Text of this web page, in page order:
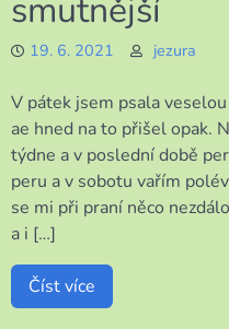
smutnější
19. 6. 2021 jezura
V pátek jsem psala
ae hned na to přišel opak.
týdne a v poslední době
peru a v sobotu vařím
se mi při praní něco
a i […]
Číst více